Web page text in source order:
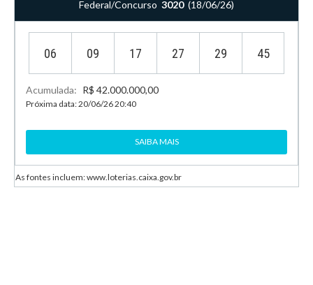
Federal/Concurso 3020 (18/06/26)
06 09 17 27 29 45
Acumulada: R$ 42.000.000,00
Próxima data: 20/06/26 20:40
SAIBA MAIS
As fontes incluem: www.loterias.caixa.gov.br